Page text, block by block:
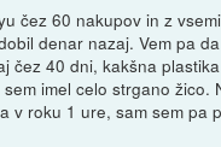
čez 60 nakupov in z
denar nazaj. Vem pa
čez 40 dni, kakšna
imel celo strgano žico.
v roku 1 ure, sam sem pa